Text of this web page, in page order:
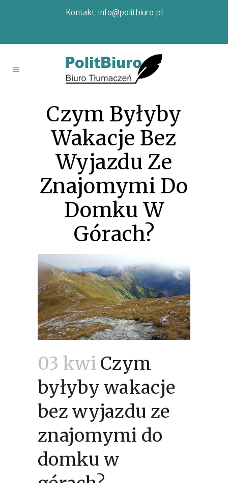
Kontakt: info@politbiuro.pl
Czym Byłyby
Wakacje Bez
Wyjazdu Ze
Znajomymi Do
Domku W
Górach?
03 kwi Czym
byłyby wakacje
bez wyjazdu ze
znajomymi do
domku w